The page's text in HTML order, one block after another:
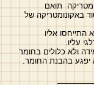
תואם
באקונומטריקה של
התייחסו אליו
עליו.
ולא כלולים בחומר
יפגע בהבנת החומר.